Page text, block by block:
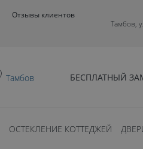
Отзывы клиентов
Тамбов,
Тамбов БЕСПЛАТНЫЙ
ОСТЕКЛЕНИЕ КОТТЕДЖЕЙ